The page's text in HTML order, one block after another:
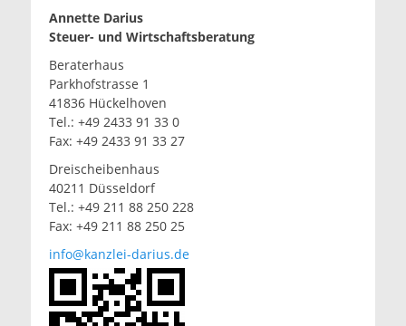
Annette Darius
Steuer- und Wirtschaftsberatung
Beraterhaus
Parkhofstrasse 1
41836 Hückelhoven
Tel.: +49 2433 91 33 0
Fax: +49 2433 91 33 27
Dreischeibenhaus
40211 Düsseldorf
Tel.: +49 211 88 250 228
Fax: +49 211 88 250 25
info@kanzlei-darius.de